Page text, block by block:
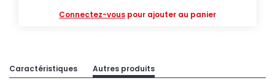
Connectez-vous pour ajouter au panier
Caractéristiques Autres produits